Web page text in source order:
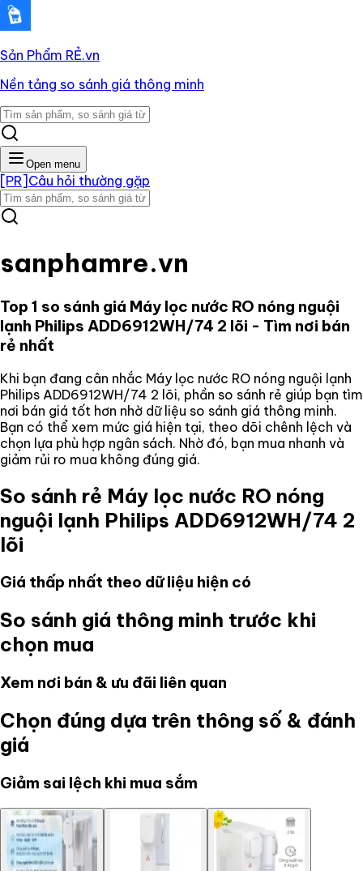
Sản Phẩm RẺ.vn
Nền tảng so sánh giá thông minh
Open menu
[PR] Câu hỏi thường gặp
sanphamre.vn
Top 1 so sánh giá Máy lọc nước RO nóng nguội
lạnh Philips ADD6912WH/74 2 lõi - Tìm nơi bán
rẻ nhất
Khi bạn đang cân nhắc Máy lọc nước RO nóng nguội lạnh
Philips ADD6912WH/74 2 lõi, phần so sánh rẻ giúp bạn tìm
nơi bán giá tốt hơn nhờ dữ liệu so sánh giá thông minh.
Bạn có thể xem mức giá hiện tại, theo dõi chênh lệch và
chọn lựa phù hợp ngân sách. Nhờ đó, bạn mua nhanh và
giảm rủi ro mua không đúng giá.
So sánh rẻ Máy lọc nước RO nóng
nguội lạnh Philips ADD6912WH/74 2
lõi
Giá thấp nhất theo dữ liệu hiện có
So sánh giá thông minh trước khi
chọn mua
Xem nơi bán & ưu đãi liên quan
Chọn đúng dựa trên thông số & đánh
giá
Giảm sai lệch khi mua sắm